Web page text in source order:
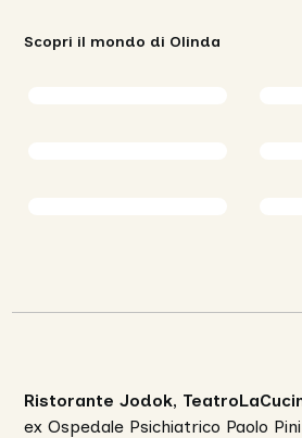
Scopri il mondo di Olinda
Ristorante Jodok,
ex Ospedale Psichiatrico Paolo Pini